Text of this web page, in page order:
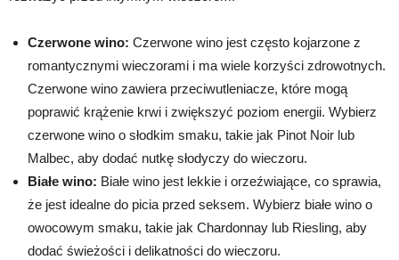
Czerwone wino: Czerwone wino jest często kojarzone z
romantycznymi wieczorami i ma wiele korzyści zdrowotnych.
Czerwone wino zawiera przeciwutleniacze, które mogą
poprawić krążenie krwi i zwiększyć poziom energii. Wybierz
czerwone wino o słodkim smaku, takie jak Pinot Noir lub
Malbec, aby dodać nutkę słodyczy do wieczoru.
Białe wino: Białe wino jest lekkie i orzeźwiające, co sprawia,
że jest idealne do picia przed seksem. Wybierz białe wino o
owocowym smaku, takie jak Chardonnay lub Riesling, aby
dodać świeżości i delikatności do wieczoru.